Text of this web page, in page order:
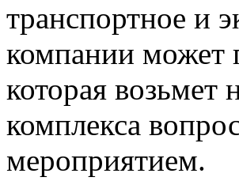
транспортное и
компании может
которая
комплекса
мероприятием.